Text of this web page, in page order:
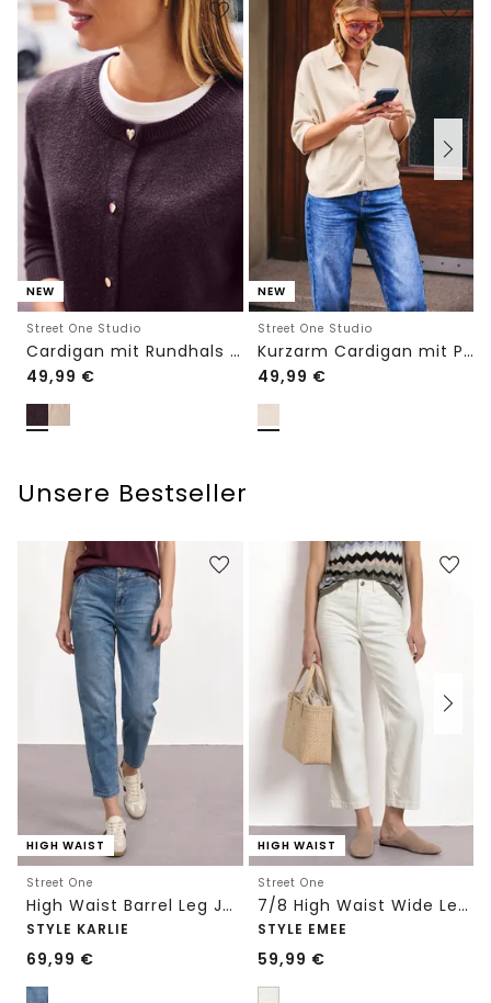
NEW
Street One Studio
Cardigan mit Rundhals und Knöpfen
49,99 €
NEW
Street One Studio
Kurzarm Cardigan mit Polokragen
49,99 €
Unsere Bestseller
HIGH WAIST
Street One
High Waist Barrel Leg Jeans im Loose Fit
STYLE KARLIE
69,99 €
HIGH WAIST
Street One
7/8 High Waist Wide Leg Jeans im Loose Fit
STYLE EMEE
59,99 €